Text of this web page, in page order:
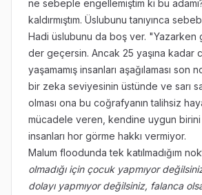
ne sebeple engellemiştim ki bu
kaldırmıştım. Üslubunu tanıyınca
Hadi üslubunu da boş ver. "Yazarken
der geçersin. Ancak 25 yaşına kadar
yaşamamış insanları aşağılaması son
bir zeka seviyesinin üstünde ve sarı
olması ona bu coğrafyanın talihsiz
mücadele veren, kendine uygun birini
insanları hor görme hakkı vermiyor.
Malum floodunda tek katılmadığım
olmadığı için çocuk yapmıyor
dolayı yapmıyor değilsiniz, falanca